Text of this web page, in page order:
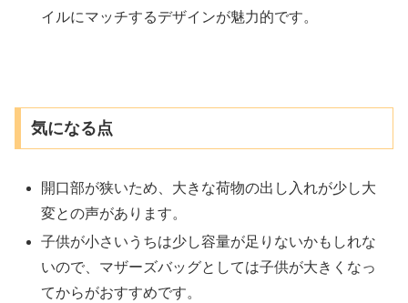
イルにマッチするデザインが魅力的です。
気になる点
開口部が狭いため、大きな荷物の出し入れが少し大
変との声があります。
子供が小さいうちは少し容量が足りないかもしれな
いので、マザーズバッグとしては子供が大きくなっ
てからがおすすめです。